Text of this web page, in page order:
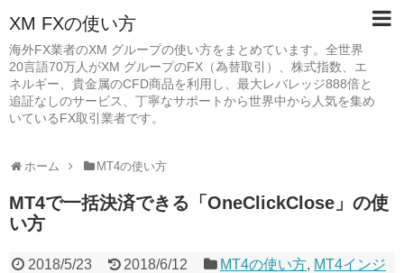
XM FXの使い方
海外FX業者のXM グループの使い方をまとめています。全世界
20言語70万人がXM グループのFX（為替取引）、株式指数、エ
ネルギー、貴金属のCFD商品を利用し、最大レバレッジ888倍と
追証なしのサービス、丁寧なサポートから世界中から人気を集め
いているFX取引業者です。
ホーム MT4の使い方
MT4で一括決済できる「OneClickClose」の使
い方
2018/5/23 2018/6/12 MT4の使い方, MT4インジ